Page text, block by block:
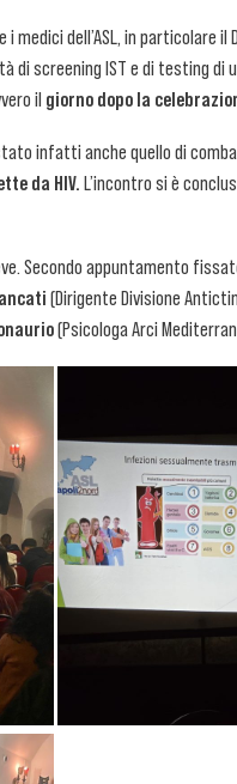
dell’ASL, in particolare il
screening IST e di testing di
il giorno dopo la
infatti anche quello di
da HIV. L’incontro si è
Secondo appuntamento
(Dirigente Divisione
(Psicologa Arci